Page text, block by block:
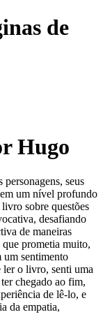
de
Hugo
seus
um nível profundo
sobre questões
desafiando
de maneiras
prometia muito,
um sentimento
ler o livro, senti uma
chegado ao fim,
de lê-lo, e
da empatia,